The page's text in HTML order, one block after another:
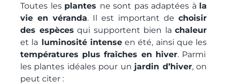
Toutes les plantes ne sont pas adaptées à la
vie en véranda. Il est important de choisir
des espèces qui supportent bien la chaleur
et la luminosité intenseen été, ainsi que les
températures plus fraîches en hiver. Parmi
les plantes idéales pour un jardin d’hiver, on
peut citer :